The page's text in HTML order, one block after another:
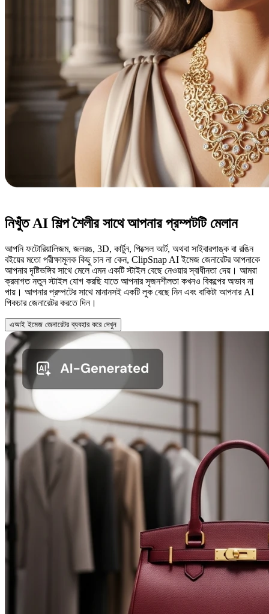
নিখুঁত AI শিল্প শৈলীর সাথে আপনার প্রম্পটটি মেলান
আপনি ফটোরিয়ালিজম, জলরঙ, 3D, কার্টুন, পিক্সেল আর্ট, অথবা সাইবারপাঙ্ক বা রঙিন
বইয়ের মতো পরীক্ষামূলক কিছু চান না কেন, ClipSnap AI ইমেজ জেনারেটর আপনাকে
আপনার দৃষ্টিভঙ্গির সাথে মেলে এমন একটি স্টাইল বেছে নেওয়ার স্বাধীনতা দেয়। আমরা
ক্রমাগত নতুন স্টাইল যোগ করছি যাতে আপনার সৃজনশীলতা কখনও বিকল্পের অভাব না
পায়। আপনার প্রম্পটের সাথে মানানসই একটি লুক বেছে নিন এবং বাকিটা আপনার AI
পিকচার জেনারেটর করতে দিন।
এআই ইমেজ জেনারেটর ব্যবহার করে দেখুন